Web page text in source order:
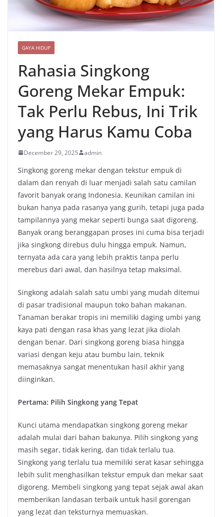
GAYA HIDUP
Rahasia Singkong
Goreng Mekar Empuk:
Tak Perlu Rebus, Ini Trik
yang Harus Kamu Coba
December 29, 2025 admin
Singkong goreng mekar dengan tekstur empuk di
dalam dan renyah di luar menjadi salah satu camilan
favorit banyak orang Indonesia. Keunikan camilan ini
bukan hanya pada rasanya yang gurih, tetapi juga pada
tampilannya yang mekar seperti bunga saat digoreng.
Banyak orang beranggapan proses ini cuma bisa terjadi
jika singkong direbus dulu hingga empuk. Namun,
ternyata ada cara yang lebih praktis tanpa perlu
merebus dari awal, dan hasilnya tetap maksimal.
Singkong adalah salah satu umbi yang mudah ditemui
di pasar tradisional maupun toko bahan makanan.
Tanaman berakar tropis ini memiliki daging umbi yang
kaya pati dengan rasa khas yang lezat jika diolah
dengan benar. Dari singkong goreng biasa hingga
variasi dengan keju atau bumbu lain, teknik
memasaknya sangat menentukan hasil akhir yang
diinginkan.
Pertama: Pilih Singkong yang Tepat
Kunci utama mendapatkan singkong goreng mekar
adalah mulai dari bahan bakunya. Pilih singkong yang
masih segar, tidak kering, dan tidak terlalu tua.
Singkong yang terlalu tua memiliki serat kasar sehingga
lebih sulit menghasilkan tekstur empuk dan mekar saat
digoreng. Membeli singkong yang tepat sejak awal akan
memberikan landasan terbaik untuk hasil gorengan
yang lezat dan teksturnya memuaskan.